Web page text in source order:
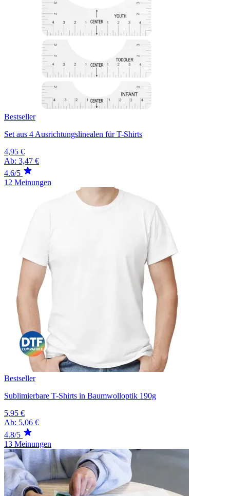
Bestseller
Set aus 4 Ausrichtungslinealen für T-Shirts
4,95 €
Ab: 3,47 €
4.6/5
12 Meinungen
Bestseller
Sublimierbare T-Shirts in Baumwolloptik 190g
5,95 €
Ab: 5,06 €
4.8/5
13 Meinungen